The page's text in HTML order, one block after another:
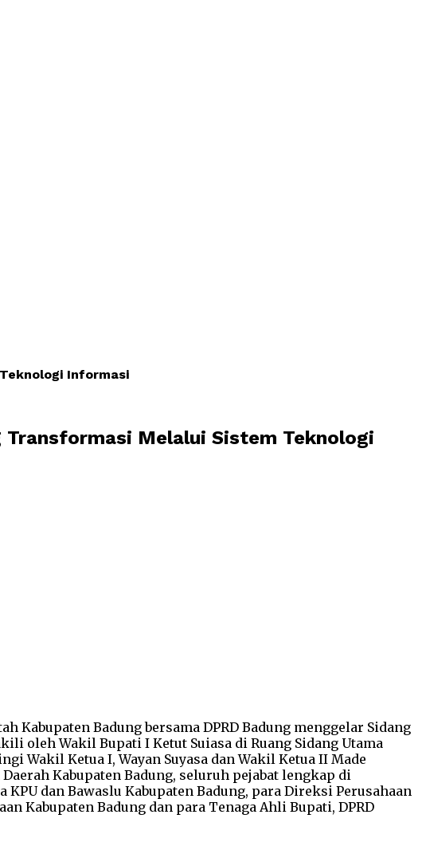
Informasi
Transformasi Melalui Sistem Teknologi
Kabupaten Badung bersama DPRD Badung menggelar Sidang
oleh Wakil Bupati I Ketut Suiasa di Ruang Sidang Utama
Wakil Ketua I, Wayan Suyasa dan Wakil Ketua II Made
Kabupaten Badung, seluruh pejabat lengkap di
dan Bawaslu Kabupaten Badung, para Direksi Perusahaan
Kabupaten Badung dan para Tenaga Ahli Bupati, DPRD